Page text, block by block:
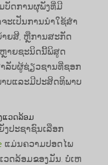
ບັດການຜຸພັງທີ່ມີ
ະເປັນການນໍາໃຊ້ສໍາ
າຍສີ, ຫຼືການສະກັດ
າຍຊະນິດນີ້ພິສູດ
ລັບຜູ້ຊ່ຽວຊານທີ່ຊອກ
ບແລະມີປະສິດທິພາບ
ແວດລ້ອມ
ປະຊາຊົນເລືອກ
ແມ່ນຄວາມປອດໄພ
ດລ້ອມຂອງມັນ. ບໍ່ເຫ